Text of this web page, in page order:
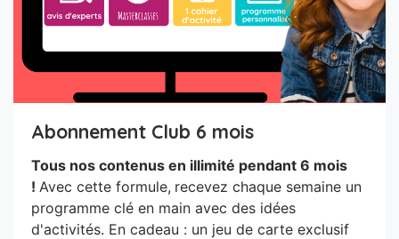
Abonnement Club 6 mois
Tous nos contenus en illimité pendant 6 mois
! Avec cette formule, recevez chaque semaine un
programme clé en main avec des idées
d'activités. En cadeau : un jeu de carte exclusif